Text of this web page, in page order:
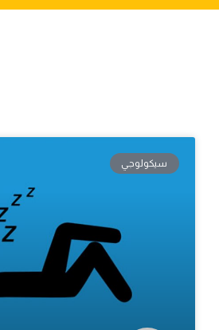
سيكولوجي